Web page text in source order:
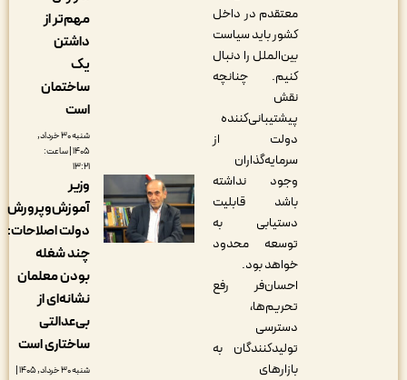
معتقدم در داخل
کشور باید سیاست
بین‌الملل را دنبال
کنیم. چنانچه
پیشتیبانی‌کننده
دولت از
سرمایه‌گذاران
وجود نداشته
باشد قابلیت
دستیابی به
توسعه محدود
خواهد بود.
احسان‌فر رفع
تحریم‌ها،
دسترسی
تولیدکنندگان به
مهم‌تر از
ساختمان
شنبه ۳۰ خرداد,
۱۴۰۵ | ساعت:
آموزش‌وپرورش
دولت اصلاحات:
چند شغله
بودن معلمان
نشانه‌ای از
بی‌عدالتی
ساختاری است
شنبه ۳۰ خرداد, ۱۴۰۵ |